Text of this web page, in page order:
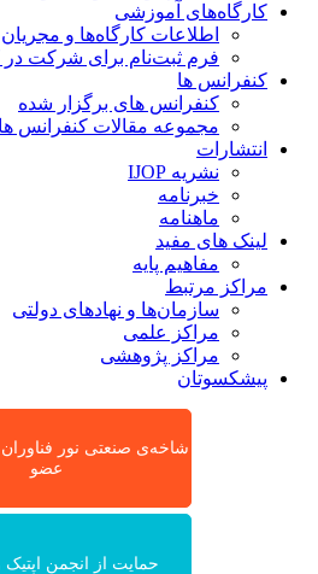
کارگاه‌های آموزشی
اطلاعات کارگاه‌ها و مجریان
فرم ثبت‌نام برای شرکت در
کنفرانس ها
کنفرانس های برگزار شده
مجموعه مقالات کنفرانس ها
انتشارات
نشریه IJOP
خبرنامه
ماهنامه
لینک های مفید
مفاهیم پایه
مراکز مرتبط
سازمان‌ها و نهادهای دولتی
مراکز علمی
مراکز پژوهشی
پیشکسوتان
شاخه‌ی صنعتی نور
عضو
حمایت از انجمن اپتیک و